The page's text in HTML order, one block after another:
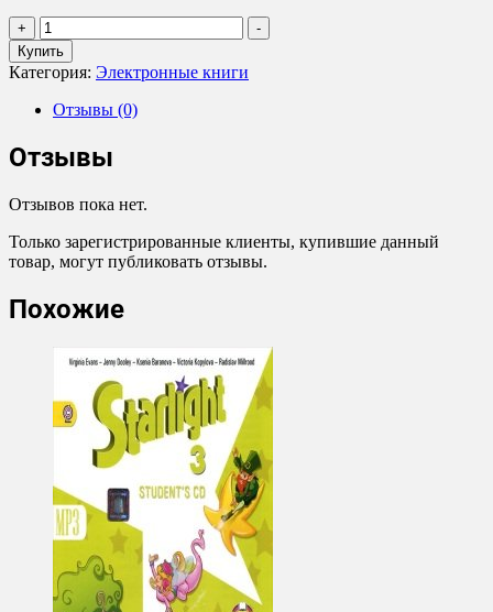
+
Количество
товара
Юрий
Фельштинский
-
Третья
-
Купить
Категория: Электронные книги
Отзывы (0)
Отзывы
Отзывов пока нет.
Только зарегистрированные клиенты, купившие данный
товар, могут публиковать отзывы.
Похожие